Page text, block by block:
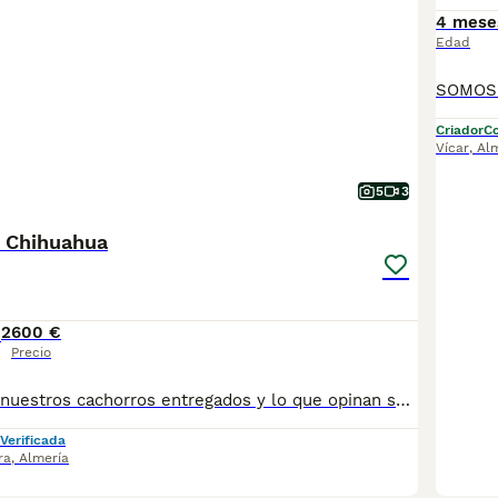
5 3
2600 €
Precio
Mira algunos de nuestros cachorros entregados y lo que opinan sus dueños en nuestro Instagram @cachorrosalmeria Contáctanos en el 626879910 Somos criadores NO revendedores. Estupenda camada de Chihuahua cabeza de manzana. Precios no negociables. Machos 600€ hembras 800€ Se entregan con dos vacunas, dos desparasitaciones y cartilla de cachorro. Si se quiere, microchip y pasaporte a la entrega, se pagará aparte. (50€)
, Almería
4
Edad
Criador
Vícar,